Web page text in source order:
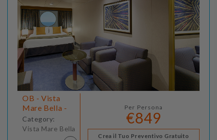
OB - Vista
Mare Bella -
Category:
Vista Mare Bella
Per Persona
€849
Crea il Tuo Preventivo Gratuito